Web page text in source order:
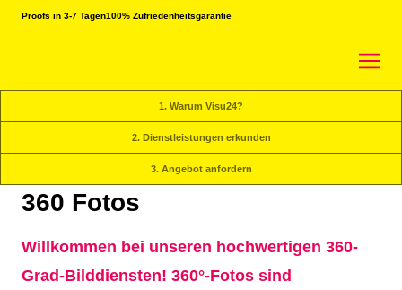
Proofs in 3-7 Tagen100% Zufriedenheitsgarantie
1. Warum Visu24?
2. Dienstleistungen erkunden
3. Angebot anfordern
360 Fotos
Willkommen bei unseren hochwertigen 360-
Grad-Bilddiensten! 360°-Fotos sind